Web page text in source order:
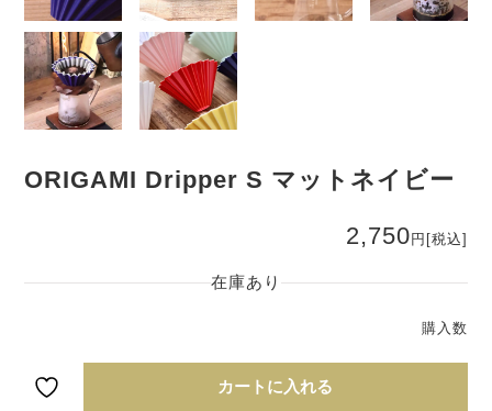
ORIGAMI Dripper S マットネイビー
2,750 円 [税込]
在庫あり
マ
カートに入れる